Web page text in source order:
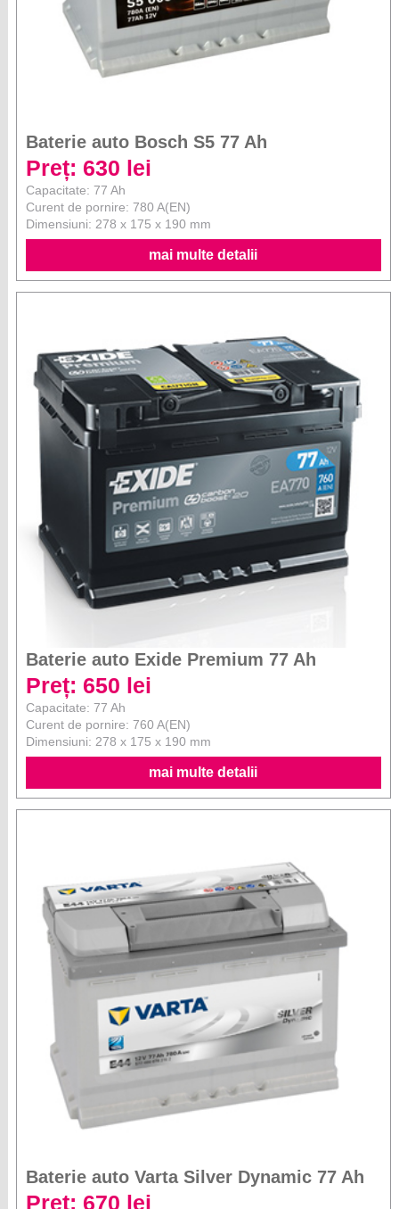
Baterie auto Bosch S5 77 Ah
Preț: 630 lei
Capacitate: 77 Ah
Curent de pornire: 780 A(EN)
Dimensiuni: 278 x 175 x 190 mm
mai multe detalii
Baterie auto Exide Premium 77 Ah
Preț: 650 lei
Capacitate: 77 Ah
Curent de pornire: 760 A(EN)
Dimensiuni: 278 x 175 x 190 mm
mai multe detalii
Baterie auto Varta Silver Dynamic 77 Ah
Preț: 670 lei